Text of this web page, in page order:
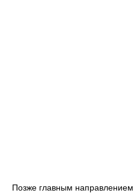
Позже главным